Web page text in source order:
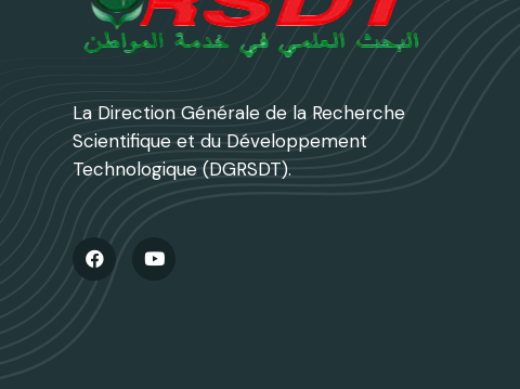
La Direction Générale de la Recherche
Scientifique et du Développement
Technologique (DGRSDT).